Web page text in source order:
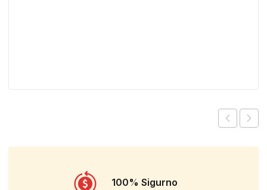
100% Sigurno